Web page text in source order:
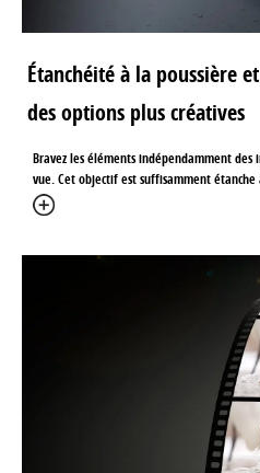
Étanchéité à la poussière
des options plus créatives
Bravez les éléments indépendamment
vue. Cet objectif est suffisamment étanche